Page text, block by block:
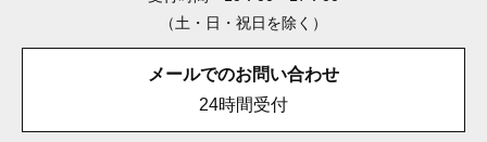
（土・日・祝日を除く）
メールでのお問い合わせ
24時間受付